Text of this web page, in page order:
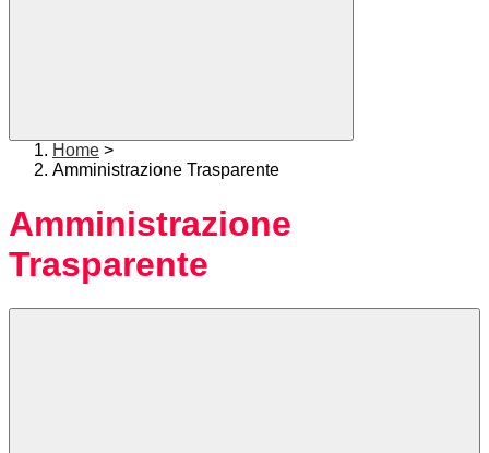
Home >
Amministrazione Trasparente
Amministrazione
Trasparente